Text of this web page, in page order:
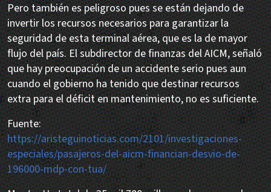
Pero también es peligroso pues se están dejando de
invertir los recursos necesarios para garantizar la
seguridad de esta terminal aérea, que es la de mayor
flujo del país. El subdirector de finanzas del AICM, señaló
que hay preocupación de un accidente serio pues aun
cuando el gobierno ha tenido que destinar recursos
extra para el déficit en mantenimiento, no es suficiente.
Fuente:
https://aristeguinoticias.com/2101/investigaciones-
especiales/pasajeros-del-aicm-financian-desvio-de-
196000-mdp-con-tua/